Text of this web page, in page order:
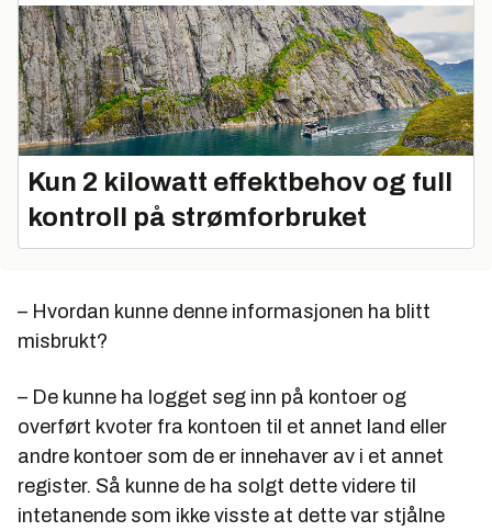
Kun 2 kilowatt effektbehov og full
kontroll på strømforbruket
– Hvordan kunne denne informasjonen ha blitt
misbrukt?
– De kunne ha logget seg inn på kontoer og
overført kvoter fra kontoen til et annet land eller
andre kontoer som de er innehaver av i et annet
register. Så kunne de ha solgt dette videre til
intetanende som ikke visste at dette var stjålne